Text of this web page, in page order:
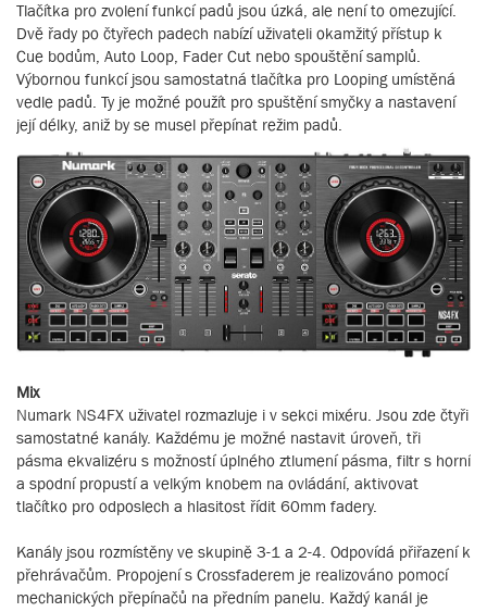
Tlačítka pro zvolení funkcí padů jsou úzká, ale není to omezující.
Dvě řady po čtyřech padech nabízí uživateli okamžitý přístup k
Cue bodům, Auto Loop, Fader Cut nebo spouštění samplů.
Výbornou funkcí jsou samostatná tlačítka pro Looping umístěná
vedle padů. Ty je možné použít pro spuštění smyčky a nastavení
její délky, aniž by se musel přepínat režim padů.
Mix
Numark NS4FX uživatel rozmazluje i v sekci mixéru. Jsou zde čtyři
samostatné kanály. Každému je možné nastavit úroveň, tři
pásma ekvalizéru s možností úplného ztlumení pásma, filtr s horní
a spodní propustí a velkým knobem na ovládání, aktivovat
tlačítko pro odposlech a hlasitost řídit 60mm fadery.
Kanály jsou rozmístěny ve skupině 3-1 a 2-4. Odpovídá přiřazení k
přehrávačům. Propojení s Crossfaderem je realizováno pomocí
mechanických přepínačů na předním panelu. Každý kanál je